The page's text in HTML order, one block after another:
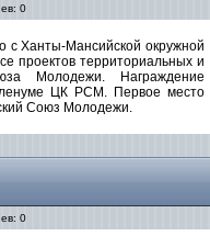
0
с Ханты-Мансийской окружной
проектов территориальных и
Молодежи. Награждение
ЦК РСМ. Первое место
Союз Молодежи.
0